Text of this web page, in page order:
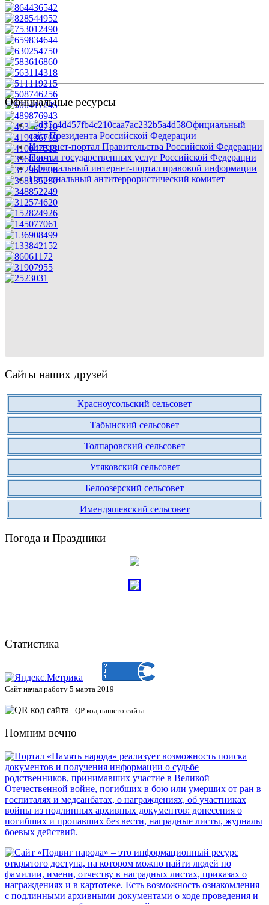
Официальные ресурсы
Официальный
сайт Президента Российской Федерации
Интернет-портал Правительства Российской Федерации
Портал государственных услуг Российской Федерации
Официальный интернет-портал правовой информации
Национальный антитеррористический комитет
Сайты наших друзей
Красноусольский сельсовет
Табынский сельсовет
Толпаровский сельсовет
Утяковский сельсовет
Белоозерский сельсовет
Имендяшевский сельсовет
Погода и Праздники
Статистика
Сайт начал работу 5 марта 2019
QP код нашего сайта
Помним вечно